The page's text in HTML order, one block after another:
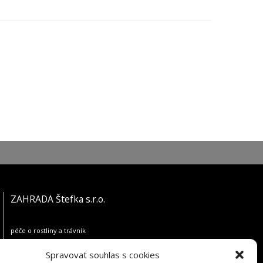
Spravovat souhlas s cookies
ZAHRADA Štefka s.r.o.
péče o rostliny a trávník
779 00 Olomouc-Nedvězí